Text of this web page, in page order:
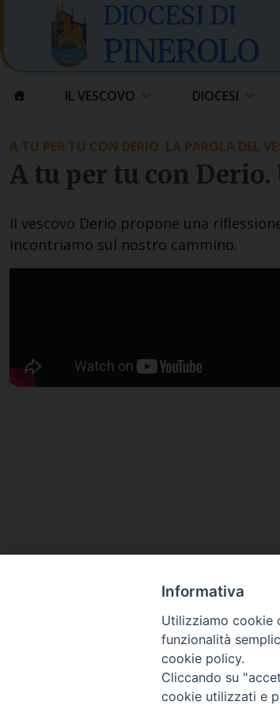
content
DIOCESI DI
PINEROLO
IL VESCOVO DIOCESI
A TU PER TU CON DERIO LA PAROLA DEL
A tu per tu con Derio.
Il vescovo Derio propone una
incontriamo sul nostro cammino.
Diocesi di
Informativa
Utilizziamo cookie
funzionalità
cookie policy.
Cliccando su
cookie utilizzati e